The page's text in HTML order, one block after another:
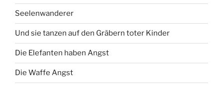
Seelenwanderer
Und sie tanzen auf den Gräbern toter Kinder
Die Elefanten haben Angst
Die Waffe Angst